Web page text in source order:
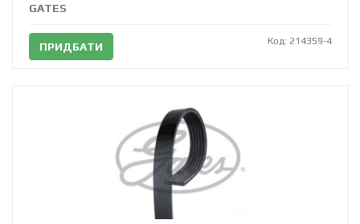
GATES
ПРИДБАТИ Код: 214359-4